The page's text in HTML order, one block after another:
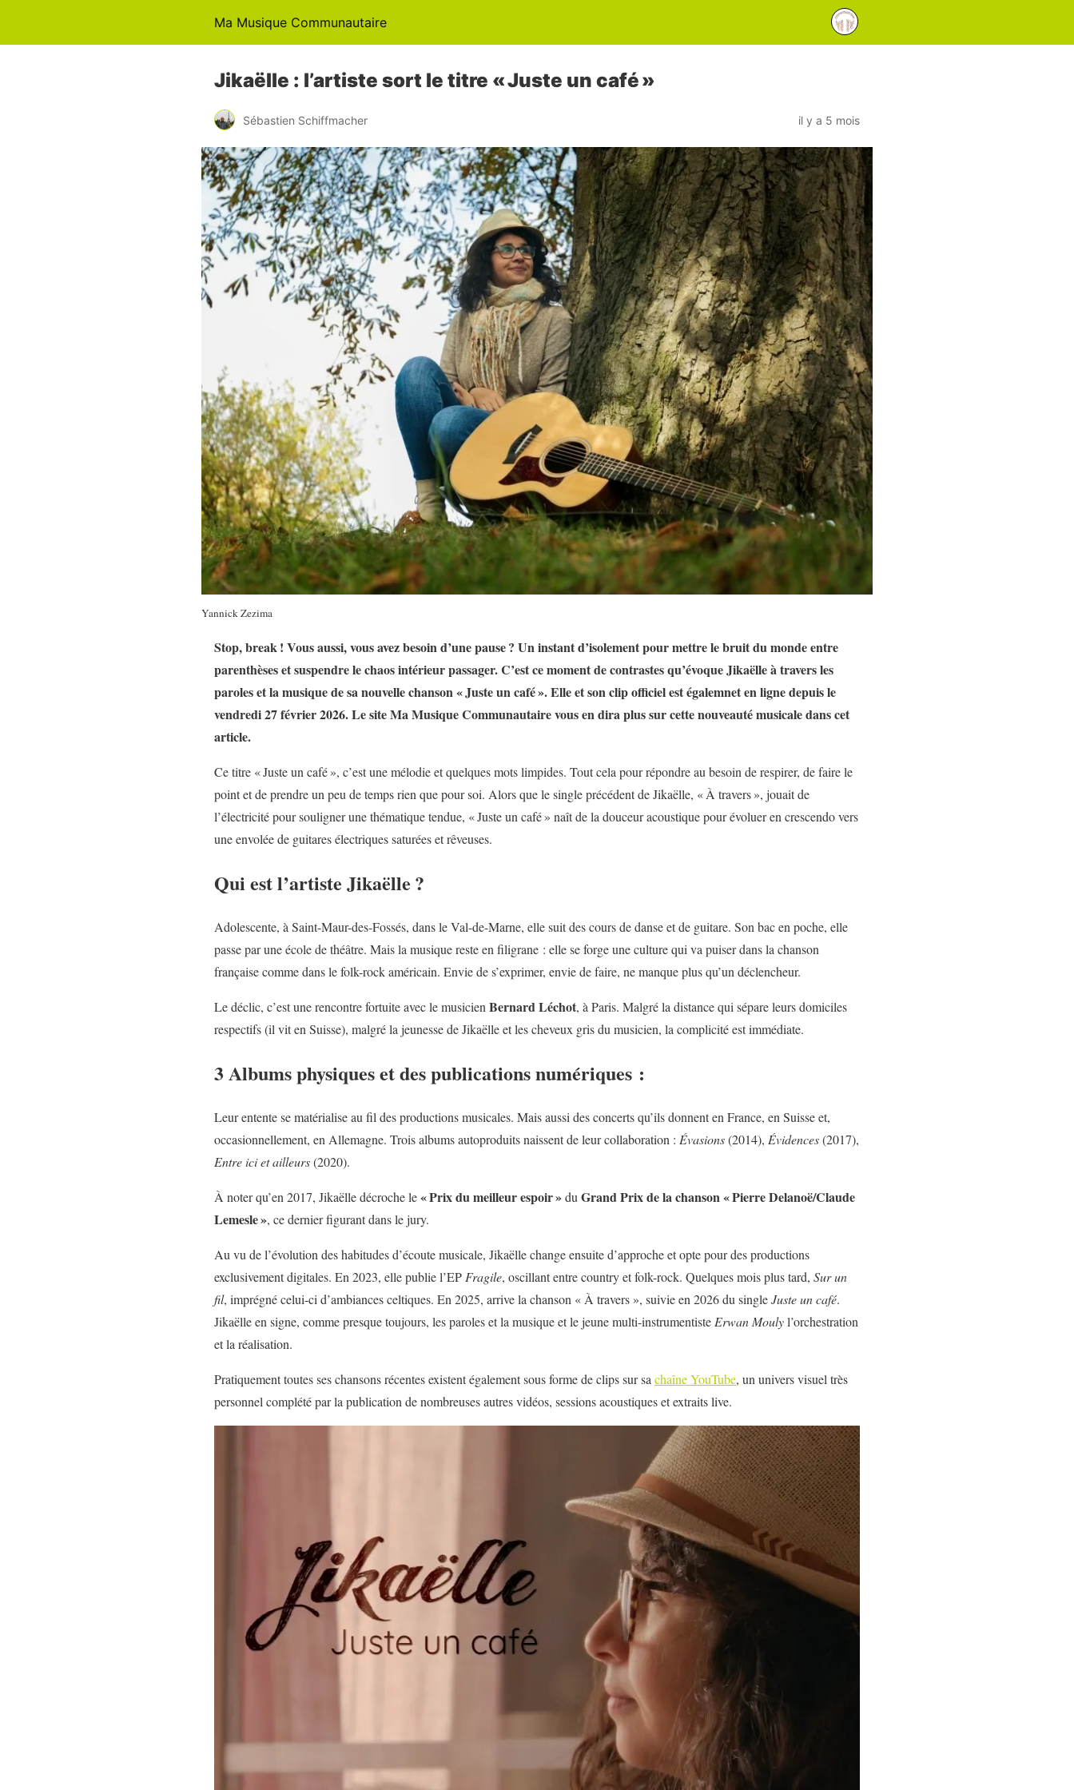
Ma Musique Communautaire
Jikaëlle : l’artiste sort le titre « Juste un café »
Sébastien Schiffmacher il y a 5 mois
Yannick Zezima
Stop, break ! Vous aussi, vous avez besoin d’une pause ? Un instant d’isolement pour mettre le bruit du monde entre
parenthèses et suspendre le chaos intérieur passager. C’est ce moment de contrastes qu’évoque Jikaëlle à travers les
paroles et la musique de sa nouvelle chanson « Juste un café ». Elle et son clip officiel est égalemnet en ligne depuis le
vendredi 27 février 2026. Le site Ma Musique Communautaire vous en dira plus sur cette nouveauté musicale dans cet
article.
Ce titre « Juste un café », c’est une mélodie et quelques mots limpides. Tout cela pour répondre au besoin de respirer, de faire le
point et de prendre un peu de temps rien que pour soi. Alors que le single précédent de Jikaëlle, « À travers », jouait de
l’électricité pour souligner une thématique tendue, « Juste un café » naît de la douceur acoustique pour évoluer en crescendo vers
une envolée de guitares électriques saturées et rêveuses.
Qui est l’artiste Jikaëlle ?
Adolescente, à Saint-Maur-des-Fossés, dans le Val-de-Marne, elle suit des cours de danse et de guitare. Son bac en poche, elle
passe par une école de théâtre. Mais la musique reste en filigrane : elle se forge une culture qui va puiser dans la chanson
française comme dans le folk-rock américain. Envie de s’exprimer, envie de faire, ne manque plus qu’un déclencheur.
Le déclic, c’est une rencontre fortuite avec le musicien Bernard Léchot, à Paris. Malgré la distance qui sépare leurs domiciles
respectifs (il vit en Suisse), malgré la jeunesse de Jikaëlle et les cheveux gris du musicien, la complicité est immédiate.
3 Albums physiques et des publications numériques :
Leur entente se matérialise au fil des productions musicales. Mais aussi des concerts qu’ils donnent en France, en Suisse et,
occasionnellement, en Allemagne. Trois albums autoproduits naissent de leur collaboration : Évasions(2014), Évidences(2017),
Entre ici et ailleurs(2020).
À noter qu’en 2017, Jikaëlle décroche le« Prix du meilleur espoir »du Grand Prix de la chanson « Pierre Delanoë/Claude
Lemesle », ce dernier figurant dans le jury.
Au vu de l’évolution des habitudes d’écoute musicale, Jikaëlle change ensuite d’approche et opte pour des productions
exclusivement digitales. En 2023, elle publie l’EP Fragile, oscillant entre country et folk-rock. Quelques mois plus tard, Sur un
fil, imprégné celui-ci d’ambiances celtiques. En 2025, arrive la chanson « À travers », suivie en 2026 du singleJuste un café.
Jikaëlle en signe, comme presque toujours, les paroles et la musique et le jeune multi-instrumentiste Erwan Moulyl’orchestration
et la réalisation.
Pratiquement toutes ses chansons récentes existent également sous forme de clips sur sa chaîne YouTube, un univers visuel très
personnel complété par la publication de nombreuses autres vidéos, sessions acoustiques et extraits live.